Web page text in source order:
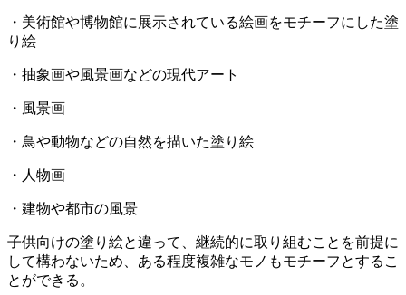
・美術館や博物館に展示されている絵画をモチーフにした塗
り絵
・抽象画や風景画などの現代アート
・風景画
・鳥や動物などの自然を描いた塗り絵
・人物画
・建物や都市の風景
子供向けの塗り絵と違って、継続的に取り組むことを前提に
して構わないため、ある程度複雑なモノもモチーフとするこ
とができる。